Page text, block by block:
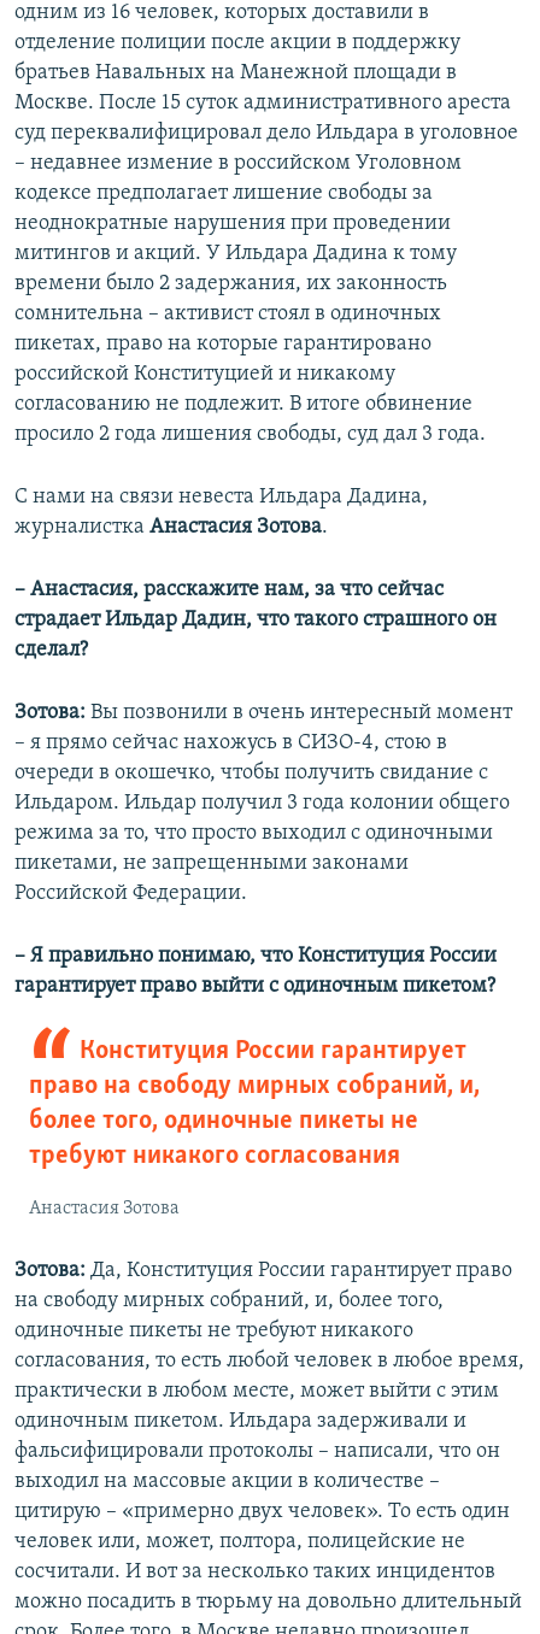
одним из 16 человек, которых доставили в
отделение полиции после акции в поддержку
братьев Навальных на Манежной площади в
Москве. После 15 суток административного ареста
суд переквалифицировал дело Ильдара в уголовное
– недавнее измение в российском Уголовном
кодексе предполагает лишение свободы за
неоднократные нарушения при проведении
митингов и акций. У Ильдара Дадина к тому
времени было 2 задержания, их законность
сомнительна – активист стоял в одиночных
пикетах, право на которые гарантировано
российской Конституцией и никакому
согласованию не подлежит. В итоге обвинение
просило 2 года лишения свободы, суд дал 3 года.
С нами на связи невеста Ильдара Дадина,
журналистка Анастасия Зотова.
– Анастасия, расскажите нам, за что сейчас
страдает Ильдар Дадин, что такого страшного он
сделал?
Зотова: Вы позвонили в очень интересный момент
– я прямо сейчас нахожусь в СИЗО-4, стою в
очереди в окошечко, чтобы получить свидание с
Ильдаром. Ильдар получил 3 года колонии общего
режима за то, что просто выходил с одиночными
пикетами, не запрещенными законами
Российской Федерации.
– Я правильно понимаю, что Конституция России
гарантирует право выйти с одиночным пикетом?
Конституция России гарантирует
право на свободу мирных собраний, и,
более того, одиночные пикеты не
требуют никакого согласования
Анастасия Зотова
Зотова: Да, Конституция России гарантирует право
на свободу мирных собраний, и, более того,
одиночные пикеты не требуют никакого
согласования, то есть любой человек в любое время,
практически в любом месте, может выйти с этим
одиночным пикетом. Ильдара задерживали и
фальсифицировали протоколы – написали, что он
выходил на массовые акции в количестве –
цитирую – «примерно двух человек». То есть один
человек или, может, полтора, полицейские не
сосчитали. И вот за несколько таких инцидентов
можно посадить в тюрьму на довольно длительный